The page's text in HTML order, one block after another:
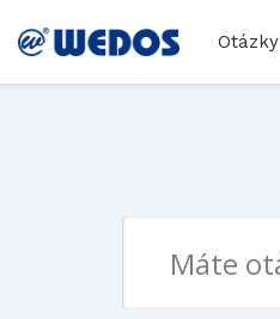
Otázky